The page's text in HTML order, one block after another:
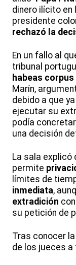
dinero ilícito en
presidente
rechazó la
En un fallo al
tribunal
habeas corpus
Marín,
debido a que
ejecutar su
podía
una decisión
La sala explicó
permite
límites de
inmediata,
extradición
su petición de
Tras conocer
de los jueces a